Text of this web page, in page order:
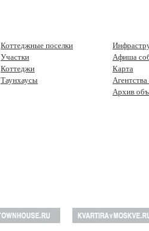
Коттеджные поселки
Участки
Коттеджи
Таунхаусы
Афиша
Карта
Архив